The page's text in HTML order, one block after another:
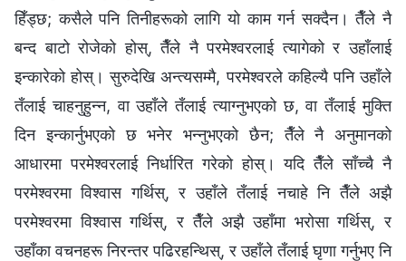
हिँड्छ; कसैले पनि तिनीहरूको लागि यो काम गर्न सक्दैन। तैँले नै
बन्द बाटो रोजेको होस्, तैँले नै परमेश्‍वरलाई त्यागेको र उहाँलाई
इन्कारेको होस्। सुरुदेखि अन्त्यसम्मै, परमेश्‍वरले कहिल्यै पनि उहाँले
तँलाई चाहनुहुन्‍न, वा उहाँले तँलाई त्याग्‍नुभएको छ, वा तँलाई मुक्ति
दिन इन्कार्नुभएको छ भनेर भन्‍नुभएको छैन; तैँले नै अनुमानको
आधारमा परमेश्‍वरलाई निर्धारित गरेको होस्। यदि तैँले साँच्‍चै नै
परमेश्‍वरमा विश्‍वास गर्थिस्, र उहाँले तँलाई नचाहे नि तैँले अझै
परमेश्‍वरमा विश्‍वास गर्थिस्, र तैँले अझै उहाँमा भरोसा गर्थिस्, र
उहाँका वचनहरू निरन्तर पढिरहन्थिस्, र उहाँले तँलाई घृणा गर्नुभए नि